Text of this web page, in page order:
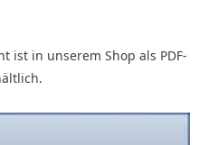
ist in unserem Shop als PDF-